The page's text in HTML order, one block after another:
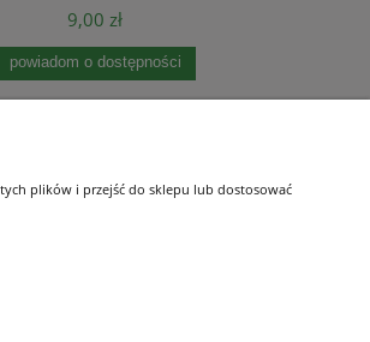
9,00 zł
powiadom o dostępności
plików i przejść do sklepu lub dostosować